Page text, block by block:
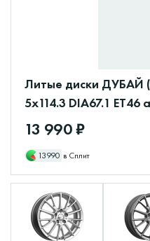
Литые диски ДУБАЙ
5x114.3 DIA67.1 ET46
13 990 ₽
13990 в Сплит